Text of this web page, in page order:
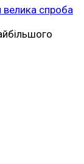
спроба